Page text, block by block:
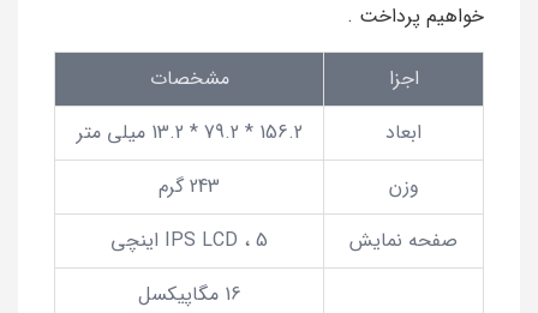
خواهیم پرداخت .
اجزا
مشخصات
ابعاد
156.2 * 79.2 * 13.2 میلی متر
وزن
243 گرم
صفحه نمایش
IPS LCD ، 5 اینچی
16 مگاپیکسل